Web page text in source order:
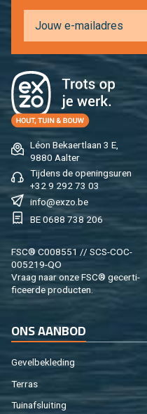
Léon Be­kaert­laan 3 E,
9880 Aal­ter
Tij­dens de ope­nings­uren
+32 9 292 73 03
info@​exzo.​be
BE 0688 738 206
FSC® C008551 // SCS-COC-
005219-QO
Vraag naar onze FSC® ge­cer­ti­
fi­ceer­de pro­duc­ten.
ONS AAN­BOD
Ge­vel­be­kle­ding
Ter­ras
Tuin­af­slui­ting